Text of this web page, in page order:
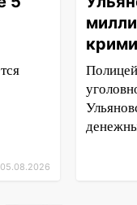
05.08.2026